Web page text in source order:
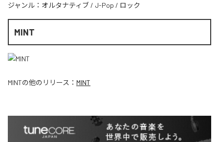
ジャンル： オルタナティブ / J-Pop / ロック
MINT
MINTの他のリリース： MINT